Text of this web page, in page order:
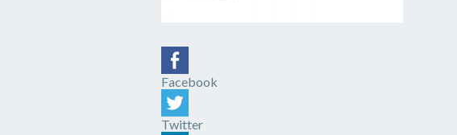
Facebook
Twitter